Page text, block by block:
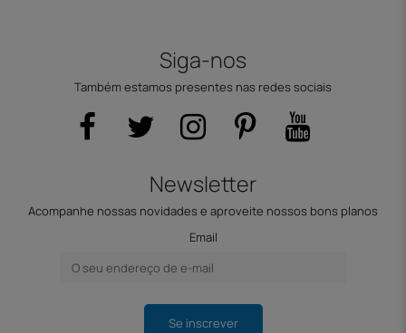
Siga-nos
Também estamos presentes nas redes sociais
Newsletter
Acompanhe nossas novidades e aproveite nossos bons planos
Email
Se inscrever